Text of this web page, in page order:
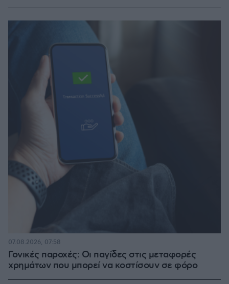
Γονικές παροχές: Οι παγίδες στις μεταφορές
χρημάτων που μπορεί να κοστίσουν σε φόρο
07.08.2026, 07:58